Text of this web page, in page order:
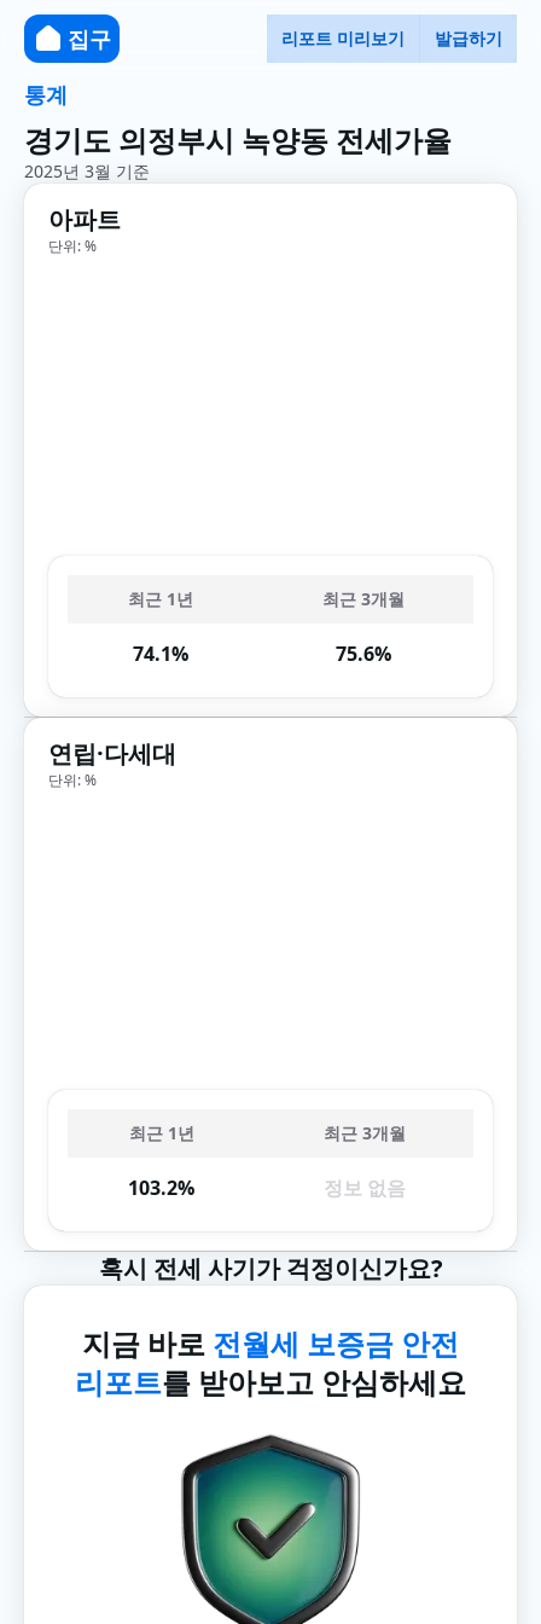
집구 리포트 미리보기 발급하기
통계
경기도 의정부시 녹양동 전세가율
2025년 3월 기준
아파트
단위: %
최근 1년 최근 3개월
74.1% 75.6%
연립·다세대
단위: %
최근 1년 최근 3개월
103.2% 정보 없음
혹시 전세 사기가 걱정이신가요?
지금 바로 전월세 보증금 안전
리포트를 받아보고 안심하세요